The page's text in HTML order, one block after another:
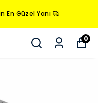
En Güzel Yanı 🥰
0